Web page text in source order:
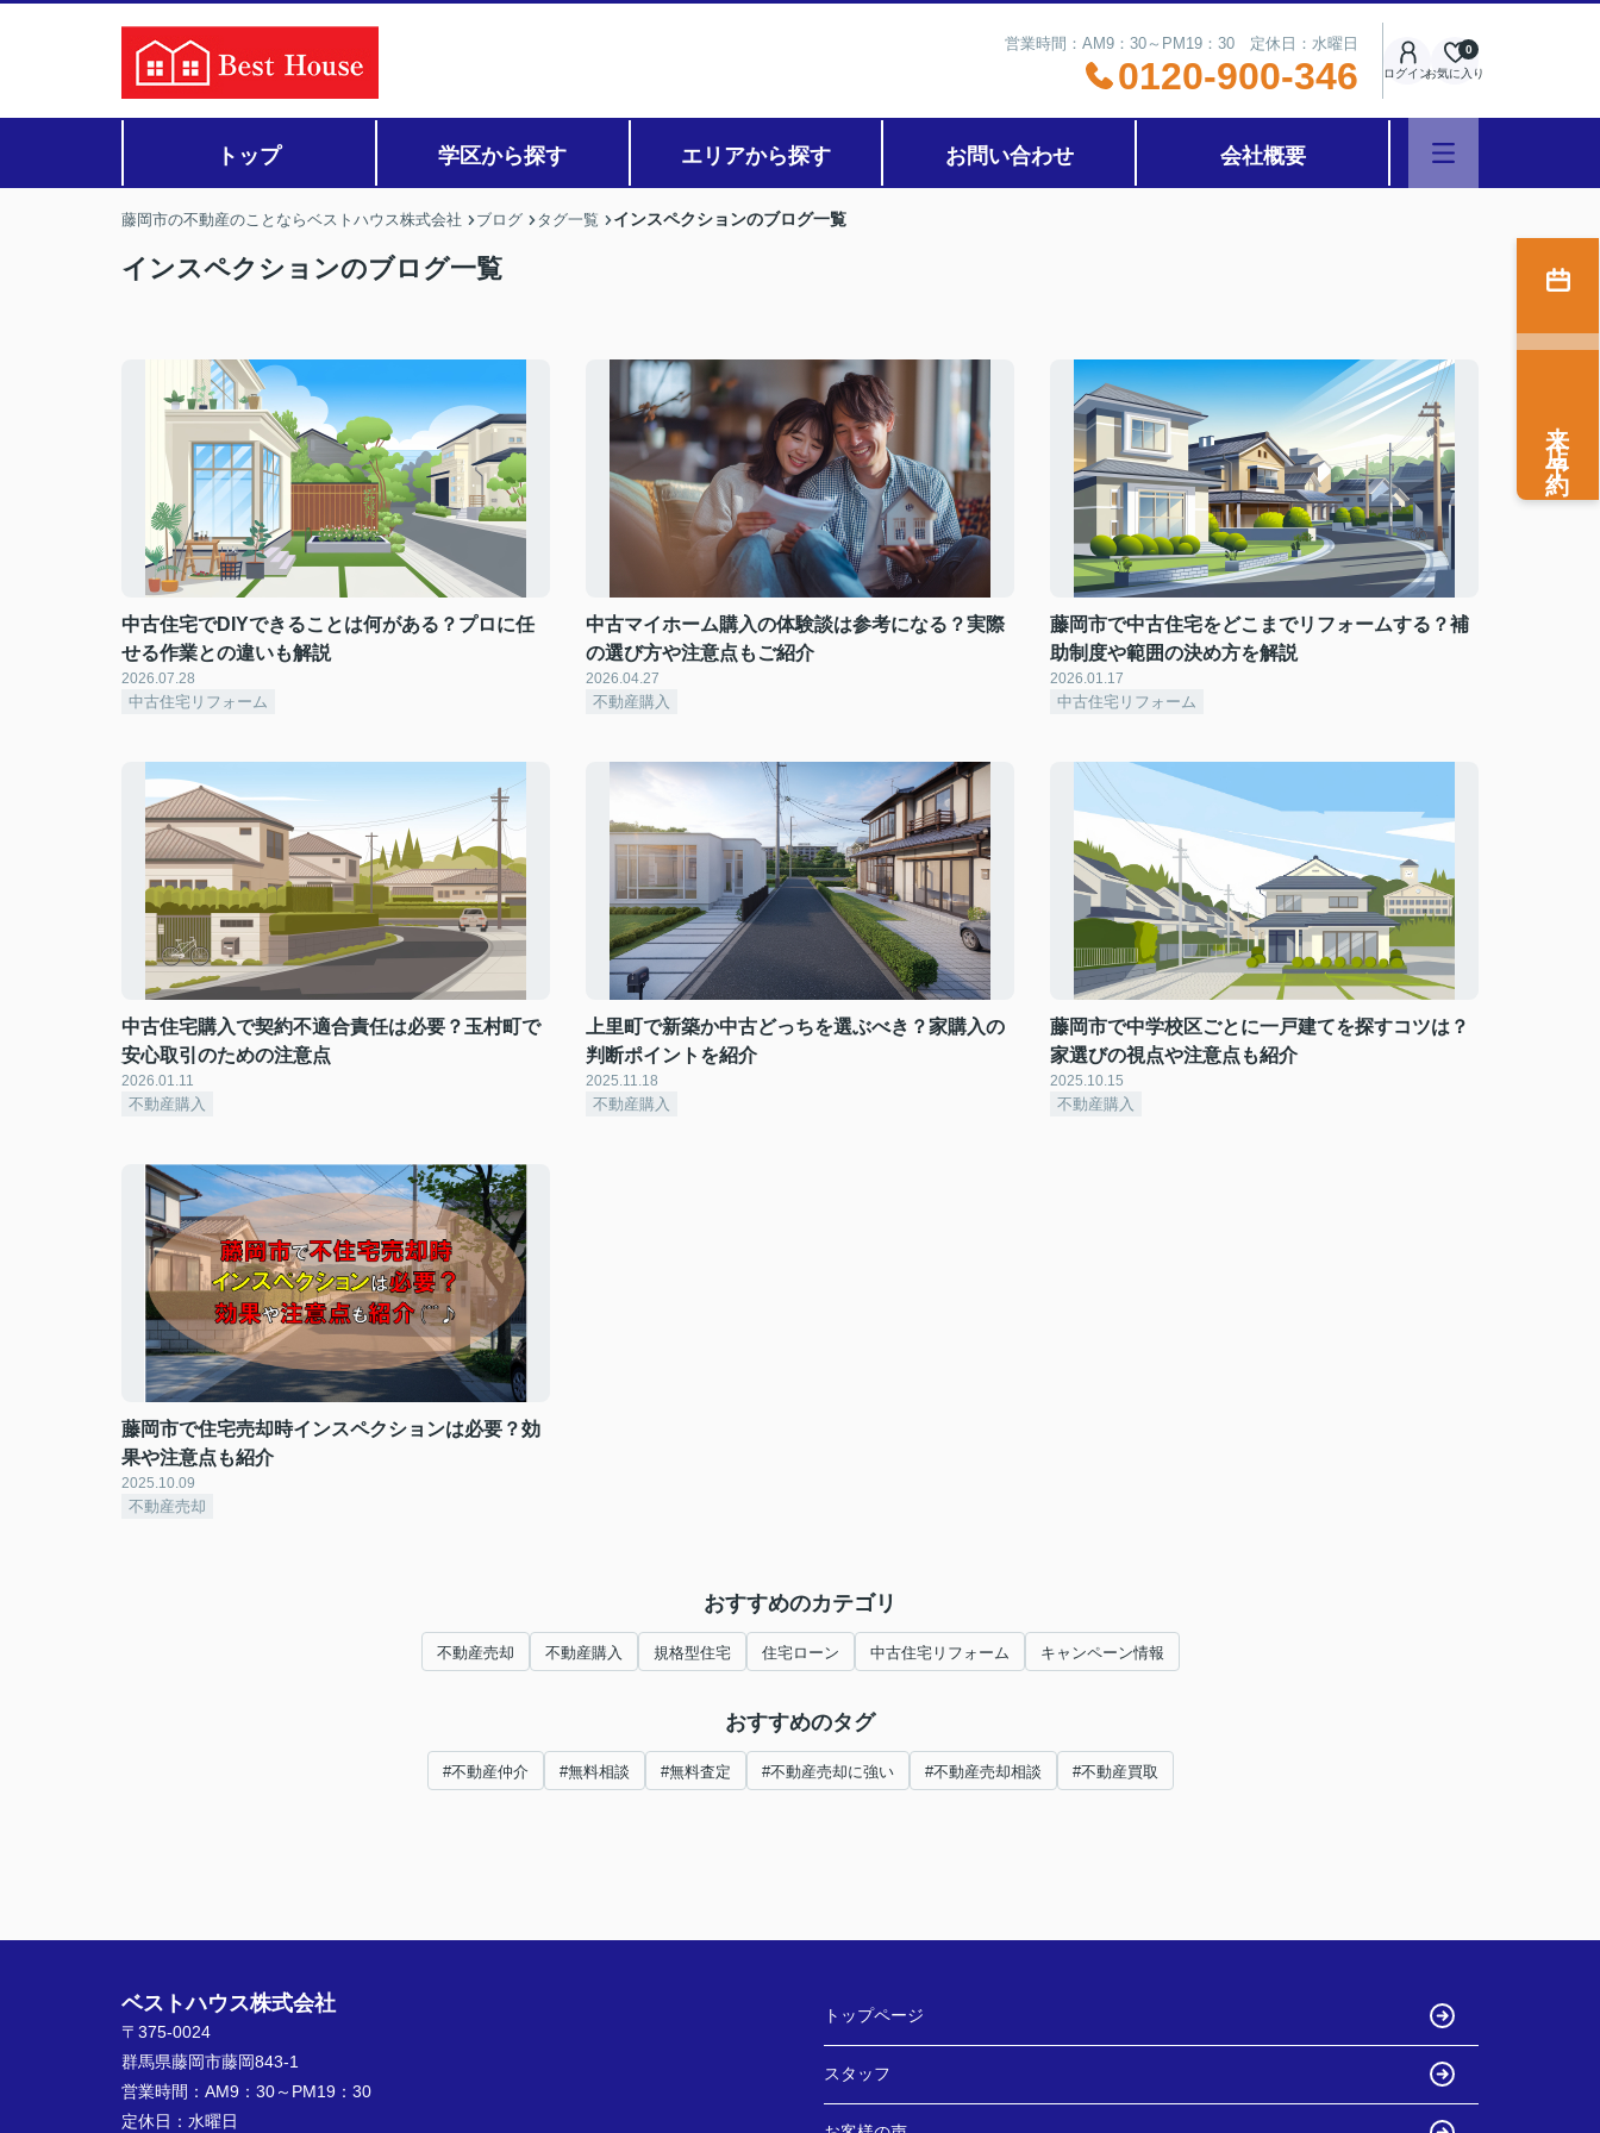
営業時間：AM9：30～PM19：30 定休日：水曜日
0120-900-346 ログインお気に入り
0
トップ 学区から探す エリアから探す お問い合わせ 会社概要
藤岡市の不動産のことならベストハウス株式会社 ブログ タグ一覧 インスペクションのブログ一覧
インスペクションのブログ一覧
中古住宅でDIYできることは何がある？プロに任
せる作業との違いも解説
2026.07.28
中古住宅リフォーム
中古マイホーム購入の体験談は参考になる？実際
の選び方や注意点もご紹介
2026.04.27
不動産購入
藤岡市で中古住宅をどこまでリフォームする？補
助制度や範囲の決め方を解説
2026.01.17
中古住宅リフォーム
中古住宅購入で契約不適合責任は必要？玉村町で
安心取引のための注意点
2026.01.11
不動産購入
上里町で新築か中古どっちを選ぶべき？家購入の
判断ポイントを紹介
2025.11.18
不動産購入
藤岡市で中学校区ごとに一戸建てを探すコツは？
家選びの視点や注意点も紹介
2025.10.15
不動産購入
藤岡市で住宅売却時インスペクションは必要？効
果や注意点も紹介
2025.10.09
不動産売却
おすすめのカテゴリ
不動産売却 不動産購入 規格型住宅 住宅ローン 中古住宅リフォーム キャンペーン情報
おすすめのタグ
#不動産仲介 #無料相談 #無料査定 #不動産売却に強い #不動産売却相談 #不動産買取
来店予約
ベストハウス株式会社
〒375-0024
群馬県藤岡市藤岡843-1
営業時間： AM9：30～PM19：30
定休日： 水曜日
トップページ
スタッフ